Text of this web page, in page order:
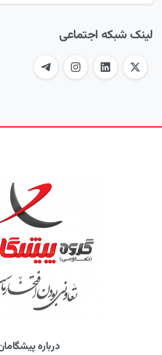
لینک شبکه اجتماعی
درباره